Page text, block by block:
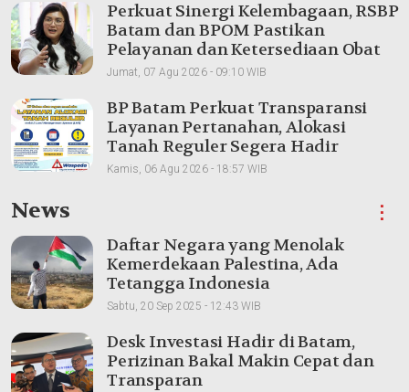
Perkuat Sinergi Kelembagaan, RSBP
Batam dan BPOM Pastikan
Pelayanan dan Ketersediaan Obat
Aman
Jumat, 07 Agu 2026 - 09:10 WIB
BP Batam Perkuat Transparansi
Layanan Pertanahan, Alokasi
Tanah Reguler Segera Hadir
Melalui LMS
Kamis, 06 Agu 2026 - 18:57 WIB
News ⋮
Daftar Negara yang Menolak
Kemerdekaan Palestina, Ada
Tetangga Indonesia
Sabtu, 20 Sep 2025 - 12:43 WIB
Desk Investasi Hadir di Batam,
Perizinan Bakal Makin Cepat dan
Transparan